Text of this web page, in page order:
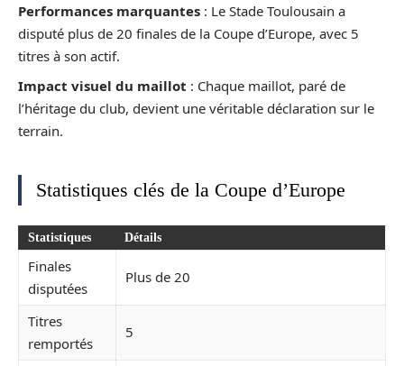
Performances marquantes : Le Stade Toulousain a
disputé plus de 20 finales de la Coupe d’Europe, avec 5
titres à son actif.
Impact visuel du maillot : Chaque maillot, paré de
l’héritage du club, devient une véritable déclaration sur le
terrain.
Statistiques clés de la Coupe d’Europe
Statistiques Détails
Finales
disputées
Plus de 20
Titres
remportés
5